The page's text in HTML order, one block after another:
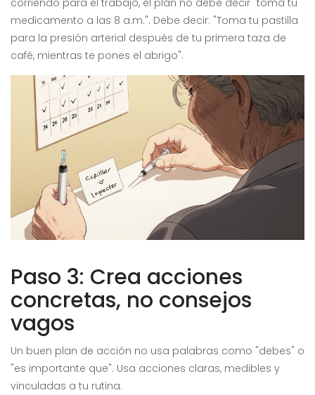
corriendo para el trabajo, el plan no debe decir "toma tu
medicamento a las 8 a.m.". Debe decir: "Toma tu pastilla
para la presión arterial después de tu primera taza de
café, mientras te pones el abrigo".
Paso 3: Crea acciones
concretas, no consejos
vagos
Un buen plan de acción no usa palabras como "debes" o
"es importante que". Usa acciones claras, medibles y
vinculadas a tu rutina.